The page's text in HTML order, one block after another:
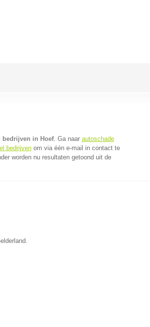
bedrijven in Hoef. Ga naar autoschade
bedrijvenom via één e-mail in contact te
worden nu resultaten getoond uit de